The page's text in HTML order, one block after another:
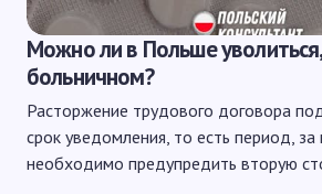
Можно ли в Польше
больничном?
Расторжение трудового договора
срок уведомления, то есть период, за
необходимо предупредить вторую